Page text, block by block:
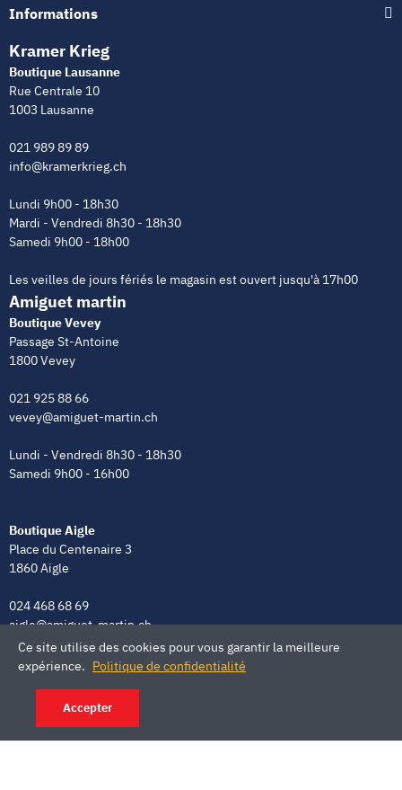
Informations
Kramer Krieg
Boutique Lausanne
Rue Centrale 10
1003 Lausanne
021 989 89 89
info@kramerkrieg.ch
Lundi 9h00 - 18h30
Mardi - Vendredi 8h30 - 18h30
Samedi 9h00 - 18h00
Les veilles de jours fériés le magasin est ouvert jusqu'à 17h00
Amiguet martin
Boutique Vevey
Passage St-Antoine
1800 Vevey
021 925 88 66
vevey@amiguet-martin.ch
Lundi - Vendredi 8h30 - 18h30
Samedi 9h00 - 16h00
Boutique Aigle
Place du Centenaire 3
1860 Aigle
024 468 68 69
aigle@amiguet-martin.ch
Lundi - Vendredi 8h00 - 12h00 | 13h30 - 18h30
Ce site utilise des cookies pour vous garantir la meilleure
expérience. Politique de confidentialité
Accepter